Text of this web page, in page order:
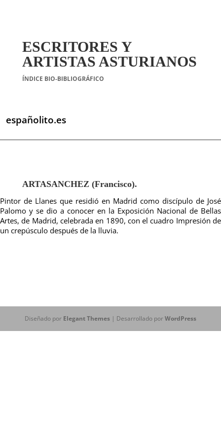
ESCRITORES Y
ARTISTAS ASTURIANOS
ÍNDICE BIO-BIBLIOGRÁFICO
españolito.es
ARTASANCHEZ (Francisco).
Pintor de Llanes que residió en Madrid como discípulo de José
Palomo y se dio a conocer en la Exposición Nacional de Bellas
Artes, de Madrid, celebrada en 1890, con el cuadro Impresión de
un crepúsculo después de la lluvia.
Diseñado por Elegant Themes| Desarrollado porWordPress